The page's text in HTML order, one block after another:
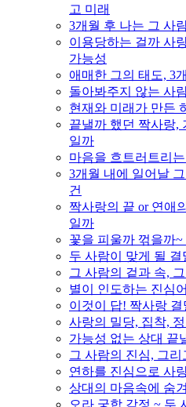
고 미래
3개월 후 나는 그 사
이용당하는 걸까 사
가능성
애매한 그의 태도, 3
돌아봐주지 않는 사
현재와 미래가 만든
끝낼까 했던 짝사랑,
일까
마음을 흐트러트리
3개월 내에 일어날
건
짝사랑의 끝 or 연애
일까
꽃을 피울까 꺾을까
두 사람이 맞게 될 결
그 사람의 겉과 속,
별이 인도하는 진심
이것이 답! 짝사랑
사랑의 밀당, 집착,
가능성 없는 상대 끝
그 사람의 진심, 그
연하를 진심으로 사
상대의 마음속에 숨
오라 궁합 감정 ~ 두